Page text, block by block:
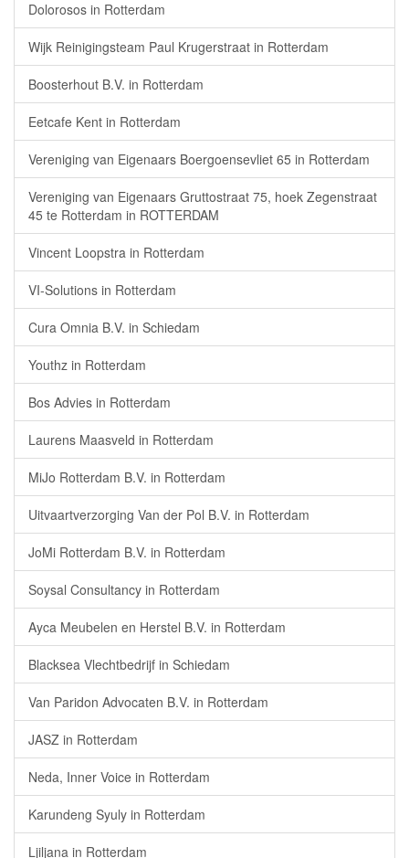
Dolorosos in Rotterdam
Wijk Reinigingsteam Paul Krugerstraat in Rotterdam
Boosterhout B.V. in Rotterdam
Eetcafe Kent in Rotterdam
Vereniging van Eigenaars Boergoensevliet 65 in Rotterdam
Vereniging van Eigenaars Gruttostraat 75, hoek Zegenstraat
45 te Rotterdam in ROTTERDAM
Vincent Loopstra in Rotterdam
VI-Solutions in Rotterdam
Cura Omnia B.V. in Schiedam
Youthz in Rotterdam
Bos Advies in Rotterdam
Laurens Maasveld in Rotterdam
MiJo Rotterdam B.V. in Rotterdam
Uitvaartverzorging Van der Pol B.V. in Rotterdam
JoMi Rotterdam B.V. in Rotterdam
Soysal Consultancy in Rotterdam
Ayca Meubelen en Herstel B.V. in Rotterdam
Blacksea Vlechtbedrijf in Schiedam
Van Paridon Advocaten B.V. in Rotterdam
JASZ in Rotterdam
Neda, Inner Voice in Rotterdam
Karundeng Syuly in Rotterdam
Ljiljana in Rotterdam